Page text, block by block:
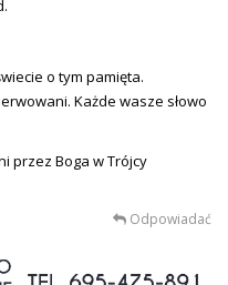
o tym pamięta.
Każde wasze słowo
przez Boga w Trójcy
Odpowiadać